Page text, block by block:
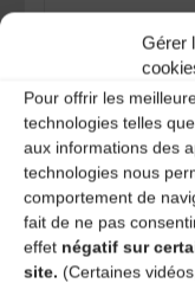
Gérer
Pour offrir les
technologies telles
aux informations des
technologies nous
comportement de
fait de ne pas
effet négatif sur
site. (Certaines
Save my name,
time I post a comment.